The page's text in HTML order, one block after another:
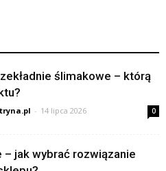
ślimakowe – którą
- 14 lipca 2026 0
jak wybrać rozwiązanie